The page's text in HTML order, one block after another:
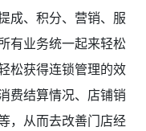
成、积分、营销、服
有业务统一起来轻松
松获得连锁管理的效
费结算情况、店铺销
，从而去改善门店经